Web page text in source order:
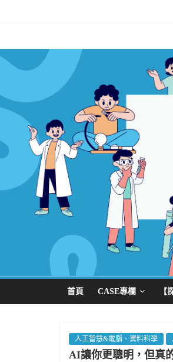
首頁 CASE專欄 【
人工智慧&電腦、資料科學
AI讓你更聰明，但真